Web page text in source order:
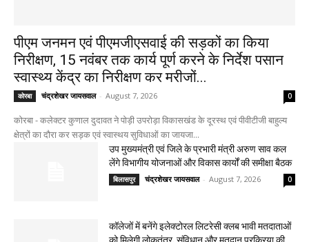
पीएम जनमन एवं पीएमजीएसवाई की सड़कों का किया
निरीक्षण, 15 नवंबर तक कार्य पूर्ण करने के निर्देश पसान
स्वास्थ्य केंद्र का निरीक्षण कर मरीजों...
कोरबा चंद्रशेखर जायसवाल - August 7, 2026 0
कोरबा - कलेक्टर कुणाल दुदावत ने पोड़ी उपरोड़ा विकासखंड के दूरस्थ एवं पीवीटीजी बाहुल्य
क्षेत्रों का दौरा कर सड़क एवं स्वास्थय सुविधाओं का जायजा...
उप मुख्यमंत्री एवं जिले के प्रभारी मंत्री अरुण साव कल
लेंगे विभागीय योजनाओं और विकास कार्यों की समीक्षा बैठक
बिलासपुर चंद्रशेखर जायसवाल - August 7, 2026 0
कॉलेजों में बनेंगे इलेक्टोरल लिटरेसी क्लब भावी मतदाताओं